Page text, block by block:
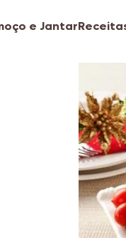
e Jantar